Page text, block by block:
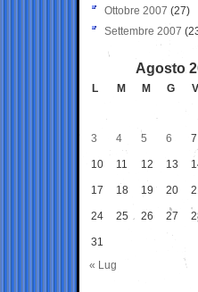
Ottobre 2007 (27)
Settembre 2007
Agosto
L M M G V
3 4 5 6 7
10 11 12 13
17 18 19 20
24 25 26 27
31
« Lug